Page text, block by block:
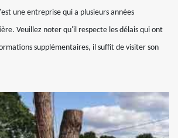
une entreprise qui a plusieurs années
Veuillez noter qu'il respecte les délais qui ont
supplémentaires, il suffit de visiter son